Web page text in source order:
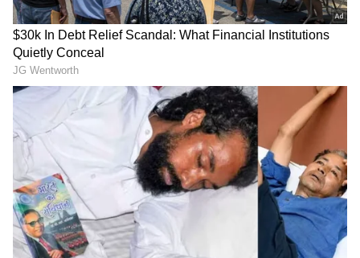
ಜನಿಸಿದ ಜನರು ಬಿಳಿ, ಬೆಳ್ಳಿ ಅಥವಾ ಆಕಾಶ ನೀಲಿ ಬಣ್ಣದ
ವಾಹನವನ್ನು ಖರೀದಿಸಿದರೆ, ಅವರ ಅದೃಷ್ಟ ಹೆಚ್ಚಾಗಬಹುದು.
ಸಿಂಹ ರಾಶಿ
ಈ ರಾಶಿಚಕ್ರ ಚಿಹ್ನೆಯನ್ನು ಸೌರವ್ಯೂಹದ ರಾಜ ಸೂರ್ಯನು
ಆಳುತ್ತಾನೆ. ಈ ರಾಶಿಯಲ್ಲಿ ಜನಿಸಿದವರು ಚಿನ್ನ, ಹಳದಿ ಅಥವಾ
ತಾಮ್ರದ ಬಣ್ಣಗಳ ವಾಹನಗಳನ್ನು ಖರೀದಿಸಬಹುದು. ಇದು
ಅವರಿಗೆ ಶುಭ ಫಲಿತಾಂಶಗಳನ್ನು ತರಬಹುದು.